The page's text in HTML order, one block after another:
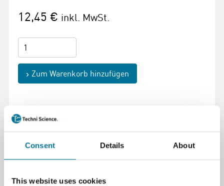
Consent Details About
This website uses cookies
12,45 € inkl. MwSt.
Zum Warenkorb hinzufügen
Seite drucken